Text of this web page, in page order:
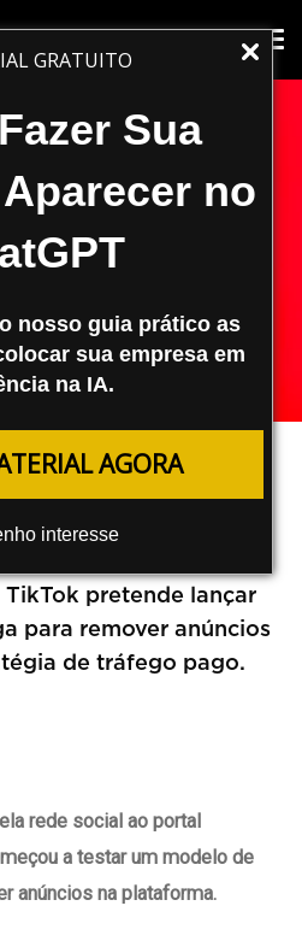
GRATUITO
Sua
no
nosso guia prático as
sua empresa em
na IA.
AGORA
interesse
“Sem
EUA
TikTok pretende lançar
para remover anúncios
de tráfego pago.
rede social ao portal
a testar um modelo de
anúncios na plataforma.